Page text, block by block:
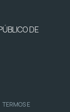
DE
TERMOS E